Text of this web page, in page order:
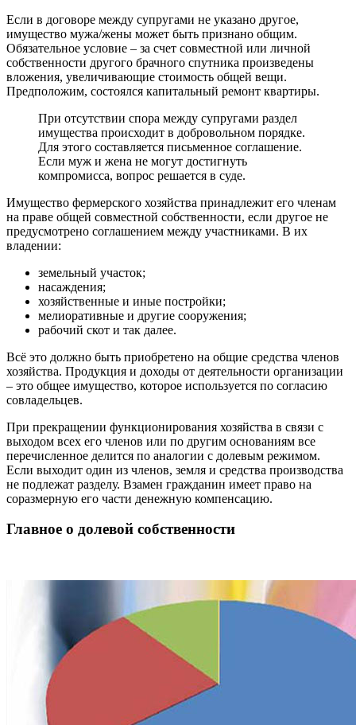
Если в договоре между супругами не указано другое,
имущество мужа/жены может быть признано общим.
Обязательное условие – за счет совместной или личной
собственности другого брачного спутника произведены
вложения, увеличивающие стоимость общей вещи.
Предположим, состоялся капитальный ремонт квартиры.
При отсутствии спора между супругами раздел
имущества происходит в добровольном порядке.
Для этого составляется письменное соглашение.
Если муж и жена не могут достигнуть
компромисса, вопрос решается в суде.
Имущество фермерского хозяйства принадлежит его членам
на праве общей совместной собственности, если другое не
предусмотрено соглашением между участниками. В их
владении:
земельный участок;
насаждения;
хозяйственные и иные постройки;
мелиоративные и другие сооружения;
рабочий скот и так далее.
Всё это должно быть приобретено на общие средства членов
хозяйства. Продукция и доходы от деятельности организации
– это общее имущество, которое используется по согласию
совладельцев.
При прекращении функционирования хозяйства в связи с
выходом всех его членов или по другим основаниям все
перечисленное делится по аналогии с долевым режимом.
Если выходит один из членов, земля и средства производства
не подлежат разделу. Взамен гражданин имеет право на
соразмерную его части денежную компенсацию.
Главное о долевой собственности